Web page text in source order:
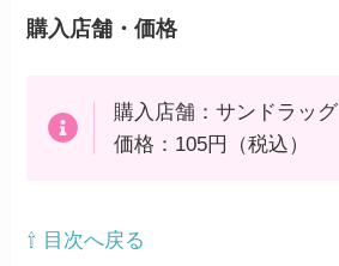
購入店舗・価格
購入店舗：サンドラッグ
価格：105円（税込）
⇧ 目次へ戻る